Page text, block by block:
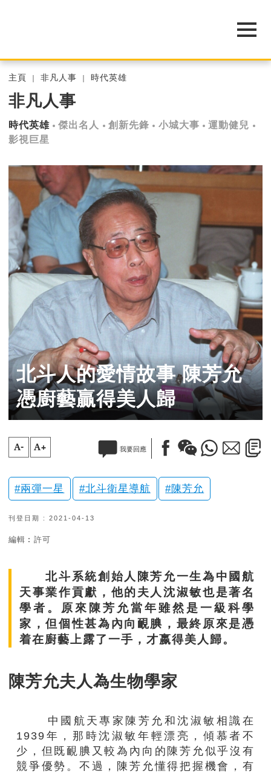
主頁 非凡人事 時代英雄
非凡人事
時代英雄 傑出名人 創新先鋒 小城大事
運動健兒
影視巨星
北斗人的愛情故事 陳芳允
憑廚藝贏得美人歸
A- A+ 我要回應
兩彈一星 北斗衛星導航 陳芳允
刊登日期 : 2021-04-13
編輯︰許可
北斗系統創始人陳芳允一生為中國航
天事業作貢獻，他的夫人沈淑敏也是著名
學者。原來陳芳允當年雖然是一級科學
家，但個性甚為內向靦腆，最終原來是憑
着在廚藝上露了一手，才嬴得美人歸。
陳芳允夫人為生物學家
中國航天專家陳芳允和沈淑敏相識在
1939年，那時沈淑敏年輕漂亮，傾慕者不
少，但既靦腆又較為內向的陳芳允似乎沒有
競爭優勢。不過，陳芳允懂得把握機會，有